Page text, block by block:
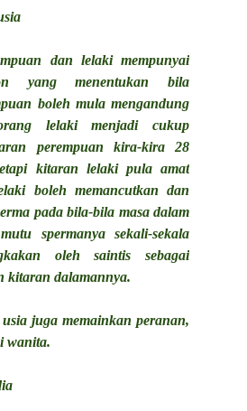
dan lelaki mempunyai
yang menentukan bila
boleh mula mengandung
lelaki menjadi cukup
perempuan kira-kira 28
kitaran lelaki pula amat
boleh memancutkan dan
pada bila-bila masa dalam
spermanya sekali-sekala
oleh saintis sebagai
kitaran dalamannya.
juga memainkan peranan,
wanita.